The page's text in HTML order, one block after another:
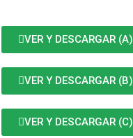
VER Y DESCARGAR (A)
VER Y DESCARGAR (B)
VER Y DESCARGAR (C)